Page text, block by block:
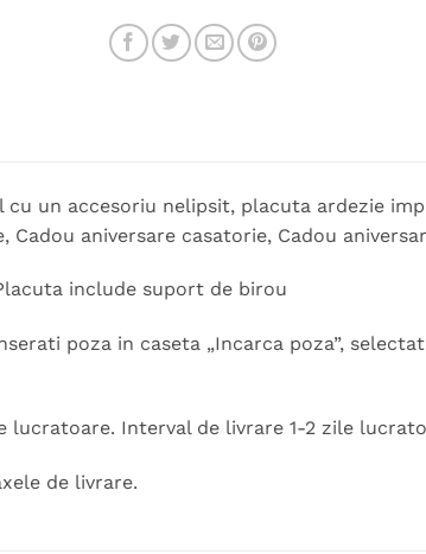
cu un accesoriu nelipsit, placuta ardezie
Cadou aniversare casatorie, Cadou
include suport de birou
poza in caseta „Incarca poza”,
lucratoare. Interval de livrare 1-2 zile
de livrare.